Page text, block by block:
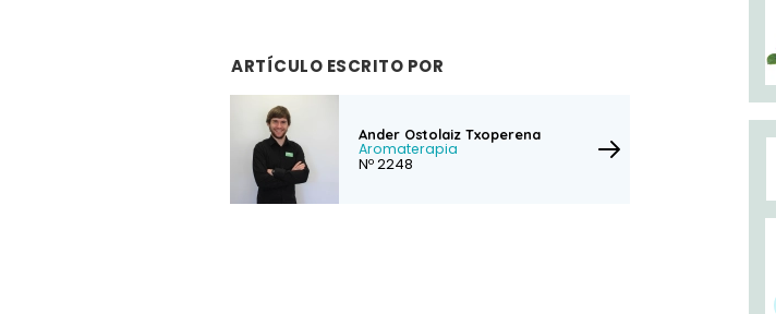
ARTÍCULO ESCRITO POR
Ander Ostolaiz Txoperena
Aromaterapia
Nº 2248